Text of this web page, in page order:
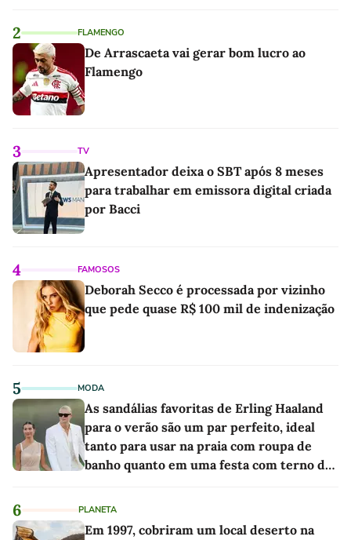
2 FLAMENGO
De Arrascaeta vai gerar bom lucro ao
Flamengo
3 TV
Apresentador deixa o SBT após 8 meses
para trabalhar em emissora digital criada
por Bacci
4 FAMOSOS
Deborah Secco é processada por vizinho
que pede quase R$ 100 mil de indenização
5 MODA
As sandálias favoritas de Erling Haaland
para o verão são um par perfeito, ideal
tanto para usar na praia com roupa de
banho quanto em uma festa com terno de
6 PLANETA
Em 1997, cobriram um local deserto na